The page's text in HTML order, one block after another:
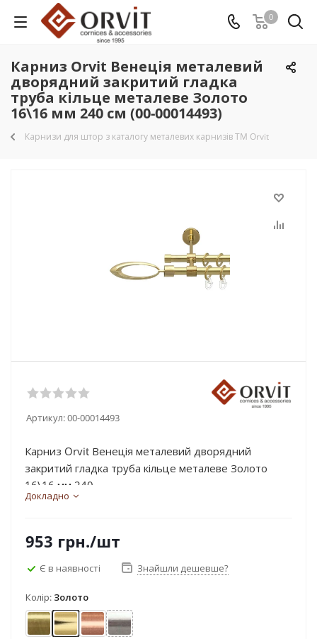
0
Карниз Orvit Венеція металевий
дворядний закритий гладка
труба кільце металеве Золото
16\16 мм 240 см (00-00014493)
Карнизи для штор з каталогу металевих карнизів TM Orvit
Артикул:00-00014493
Карниз Orvit Венеція металевий дворядний
закритий гладка труба кільце металеве Золото
16\16 мм 240...
Докладно
953 грн./шт
Є в наявності Знайшли дешевше?
Колір: Золото
АнтикЗолотоМідьНержавіюча сталь